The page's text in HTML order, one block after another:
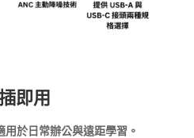
即用
用於日常辦公與遠距學習。